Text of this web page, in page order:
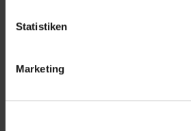
Statistiken
Marketing
Fax: 07121 / 1644 - 44
PROFIL